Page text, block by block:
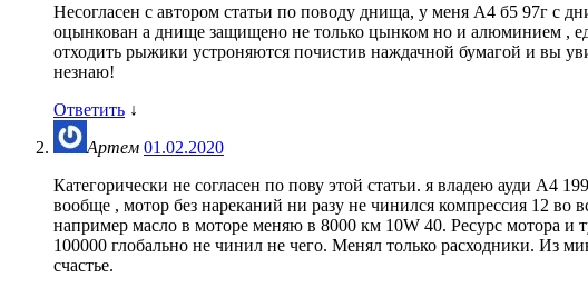
Несогласен с автором статьи по поводу днища, у меня А4 б5 97г
оцынкован а днище защищено не только цынком но и алюминием ,
отходить рыжики устроняются почистив наждачной бумагой и вы
незнаю!
Ответить ↓
Артем 01.02.2020
Категорически не согласен по пову этой статьи. я владею ауди А4
вообще , мотор без нареканий ни разу не чинился компрессия 12 во
например масло в моторе меняю в 8000 км 10W 40. Ресурс мотора и
100000 глобально не чинил не чего. Менял только расходники.
счастье.